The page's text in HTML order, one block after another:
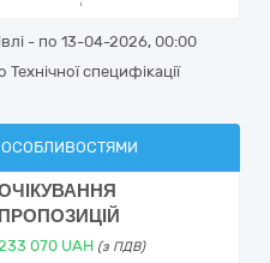
- по 13-04-2026, 00:00
специфікації
ОСОБЛИВОСТЯМИ
ПРОПОЗИЦІЙ
070 UAH (з ПДВ)